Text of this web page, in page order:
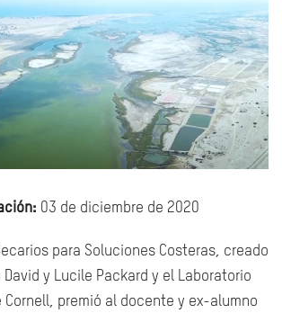
03 de diciembre de 2020
para Soluciones Costeras, creado
y Lucile Packard y el Laboratorio
Cornell, premió al docente y ex-alumno